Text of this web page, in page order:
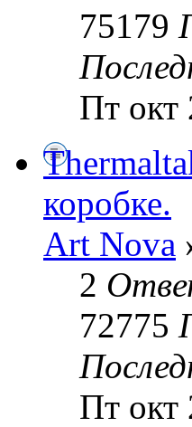
75179
Пт окт
коробке.
Art Nova
2
72775
Пт окт